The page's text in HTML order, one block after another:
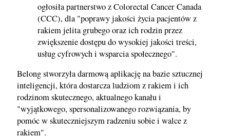
ogłosiła partnerstwo z Colorectal Cancer Canada
(CCC), dla "poprawy jakości życia pacjentów z
rakiem jelita grubego oraz ich rodzin przez
zwiększenie dostępu do wysokiej jakości treści,
usług cyfrowych i wsparcia społecznego".
Belong stworzyła darmową aplikację na bazie sztucznej
inteligencji, która dostarcza ludziom z rakiem i ich
rodzinom skutecznego, aktualnego kanału i
"wyjątkowego, spersonalizowanego rozwiązania, by
pomóc w skuteczniejszym radzeniu sobie i walce z
rakiem".